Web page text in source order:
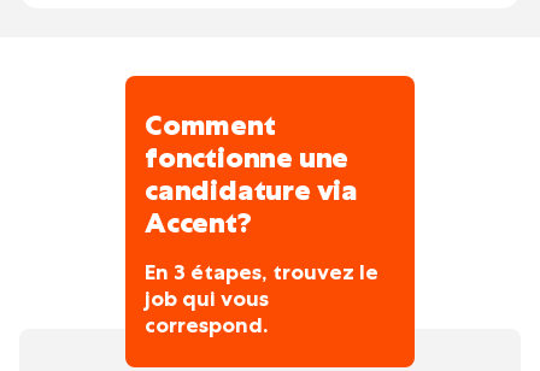
Comment
fonctionne une
candidature via
Accent?
En 3 étapes, trouvez le
job qui vous
correspond.